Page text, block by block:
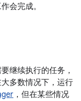
会完成。
继续执行的任务，
多数情况下，运行
，但在某些情况